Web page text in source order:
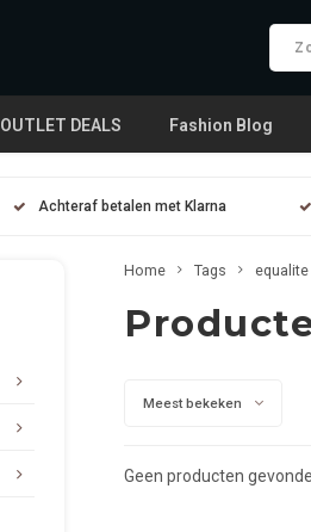
OUTLET DEALS Fashion Blog
Achteraf betalen met Klarna
Home Tags
Meest bekeken
Geen producten